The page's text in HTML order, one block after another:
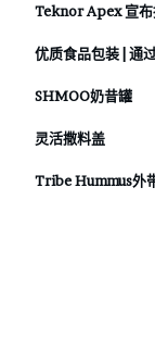
Teknor Apex 宣
优质食品包装 | 通
SHMOO奶昔罐
灵活撒料盖
Tribe Hummus外